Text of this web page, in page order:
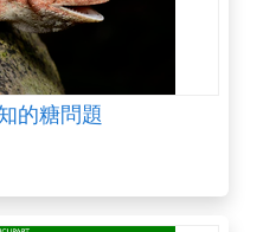
的糖問題